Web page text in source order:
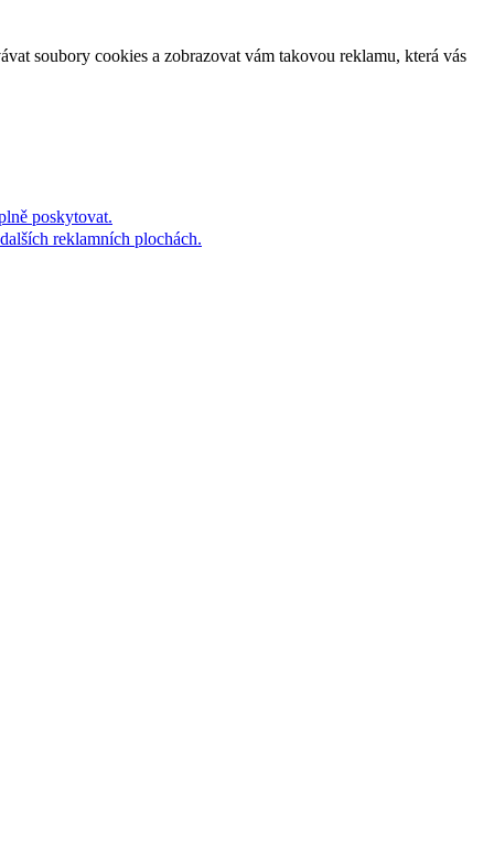
soubory cookies a zobrazovat vám takovou reklamu, která vás
poskytovat.
reklamních plochách.